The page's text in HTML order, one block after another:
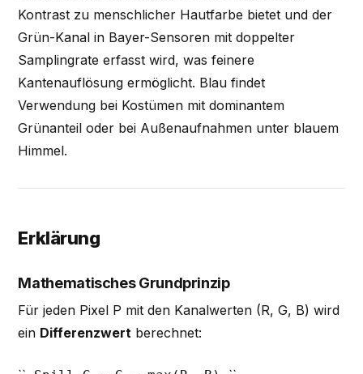
Kontrast zu menschlicher Hautfarbe bietet und der
Grün-Kanal in Bayer-Sensoren mit doppelter
Samplingrate erfasst wird, was feinere
Kantenauflösung ermöglicht. Blau findet
Verwendung bei Kostümen mit dominantem
Grünanteil oder bei Außenaufnahmen unter blauem
Himmel.
Erklärung
Mathematisches Grundprinzip
Für jeden Pixel P mit den Kanalwerten (R, G, B) wird
ein Differenzwert berechnet: